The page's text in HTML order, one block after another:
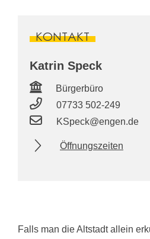
KONTAKT
Katrin Speck
Bürgerbüro
KSpeck@engen.de
07733 502-249
Öffnungszeiten
Falls man die Altstadt allein